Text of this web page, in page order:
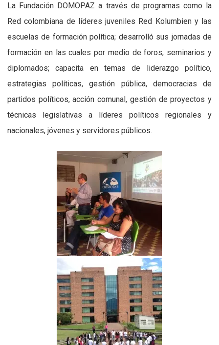
La Fundación DOMOPAZ a través de programas como la
Red colombiana de líderes juveniles Red Kolumbien y las
escuelas de formación política; desarrolló sus jornadas de
formación en las cuales por medio de foros, seminarios y
diplomados; capacita en temas de liderazgo político,
estrategias políticas, gestión pública, democracias de
partidos políticos, acción comunal, gestión de proyectos y
técnicas legislativas a líderes políticos regionales y
nacionales, jóvenes y servidores públicos.